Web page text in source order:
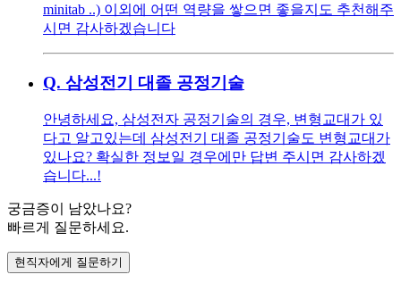
minitab ..) 이외에 어떤 역량을 쌓으면 좋을지도 추천해주
시면 감사하겠습니다
Q. 삼성전기 대졸 공정기술
안녕하세요, 삼성전자 공정기술의 경우, 변형교대가 있
다고 알고있는데 삼성전기 대졸 공정기술도 변형교대가
있나요? 확실한 정보일 경우에만 답변 주시면 감사하겠
습니다...!
궁금증이 남았나요?
빠르게 질문하세요.
현직자에게 질문하기